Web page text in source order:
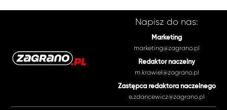
Napisz do nas:
Marketing
marketing@zagrano.pl
Redaktor naczelny
m.krawiel@zagrano.pl
Zastępca redaktora naczelnego
e.zdancewicz@zagrano.pl